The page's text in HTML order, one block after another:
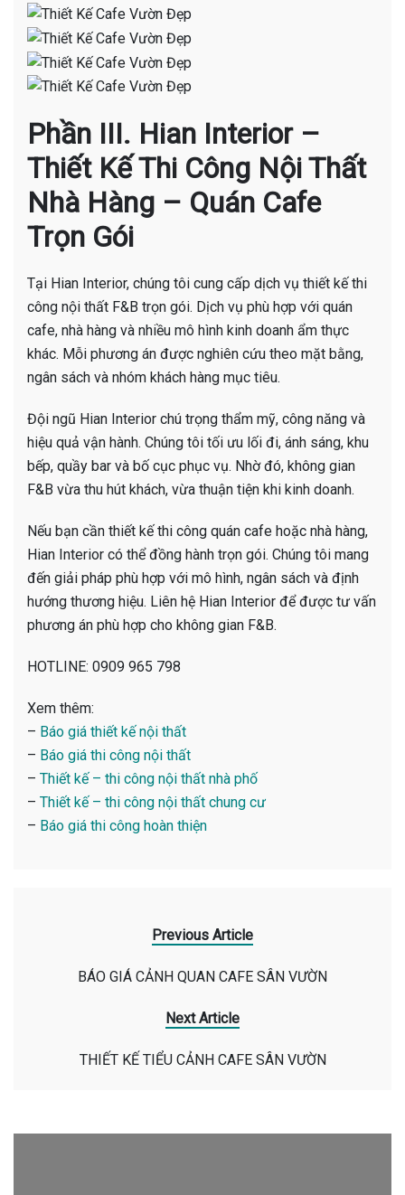
Phần III. Hian Interior –
Thiết Kế Thi Công Nội Thất
Nhà Hàng – Quán Cafe
Trọn Gói
Tại Hian Interior, chúng tôi cung cấp dịch vụ thiết kế thi
công nội thất F&B trọn gói. Dịch vụ phù hợp với quán
cafe, nhà hàng và nhiều mô hình kinh doanh ẩm thực
khác. Mỗi phương án được nghiên cứu theo mặt bằng,
ngân sách và nhóm khách hàng mục tiêu.
Đội ngũ Hian Interior chú trọng thẩm mỹ, công năng và
hiệu quả vận hành. Chúng tôi tối ưu lối đi, ánh sáng, khu
bếp, quầy bar và bố cục phục vụ. Nhờ đó, không gian
F&B vừa thu hút khách, vừa thuận tiện khi kinh doanh.
Nếu bạn cần thiết kế thi công quán cafe hoặc nhà hàng,
Hian Interior có thể đồng hành trọn gói. Chúng tôi mang
đến giải pháp phù hợp với mô hình, ngân sách và định
hướng thương hiệu. Liên hệ Hian Interior để được tư vấn
phương án phù hợp cho không gian F&B.
HOTLINE: 0909 965 798
Xem thêm:
– Báo giá thiết kế nội thất
– Báo giá thi công nội thất
– Thiết kế – thi công nội thất nhà phố
– Thiết kế – thi công nội thất chung cư
– Báo giá thi công hoàn thiện
Previous Article
BÁO GIÁ CẢNH QUAN CAFE SÂN VƯỜN
Next Article
THIẾT KẾ TIỂU CẢNH CAFE SÂN VƯỜN